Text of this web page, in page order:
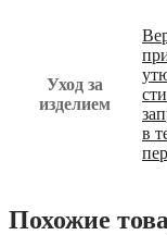
Уход за
изделием
в
Похожие